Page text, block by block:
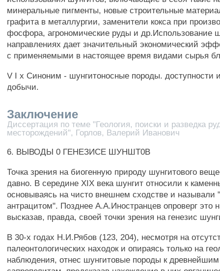
минеральные пигменты, новые строительные
графита в металлургии, заменители кокса при
фосфора, агрономические руды и др.Использование
направлениях дает значительный экономический
с применяемыми в настоящее время видами сырья
V I х Синоним - шунгитоносные породы. доступности
добычи.
Заключение
Диссертация по теме "Геология, поиски и разведка
месторождений", Горлов, Валерий Иванович
6. ВЫВОДЫ 0 ГЕНЕЗИСЕ ШУНШТ0В
Точка зрения на биогенную природу шунгитового
давно. В середине XIX века шунгит относили к
основываясь на чисто внешнем сходстве и называли
антрацитом". Позднее А.А.Иностранцев опроверг это
высказав, правда, своей точки зрения на генезис
В 30-х годах Н.И.Рябов (123, 204), несмотря на
палеонтологических находок и опираясь только на
наблюдения, отнес шунгитовые породы к древнейшим